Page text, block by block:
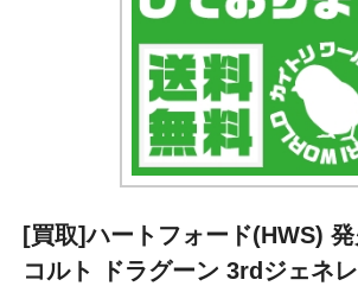
[買取]ハートフォード(HWS)
コルト ドラグーン 3rdジェネ